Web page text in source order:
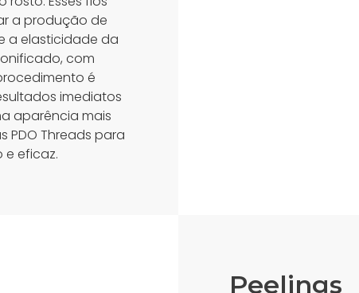
a produção de
a elasticidade da
com
é
imediatos
aparência mais
PDO Threads para
e eficaz.
Peelings